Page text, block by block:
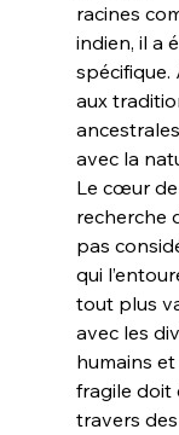
racines
indien, il a
spécifique.
aux
avec la
Le cœur
recherche
pas
qui
tout plus
avec les
humains
fragile doit
travers